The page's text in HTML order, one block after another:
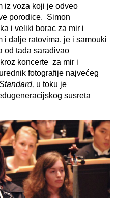
iz voza koji je odveo
porodice. Simon
i veliki borac za mir i
i dalje ratovima, je i samouki
od tada sarađivao
koncerte za mir i
fotografije najvećeg
u toku je
susreta